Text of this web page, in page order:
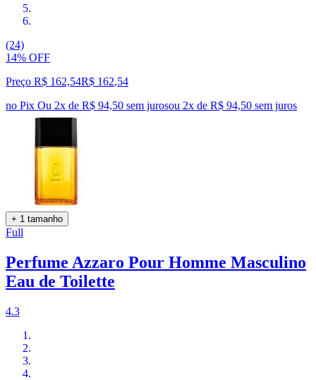
(24)
14% OFF
Preço R$ 162,54R$ 162,54
no Pix Ou 2x de R$ 94,50 sem jurosou 2x de R$ 94,50 sem juros
+ 1 tamanho
Full
Perfume Azzaro Pour Homme Masculino
Eau de Toilette
4.3